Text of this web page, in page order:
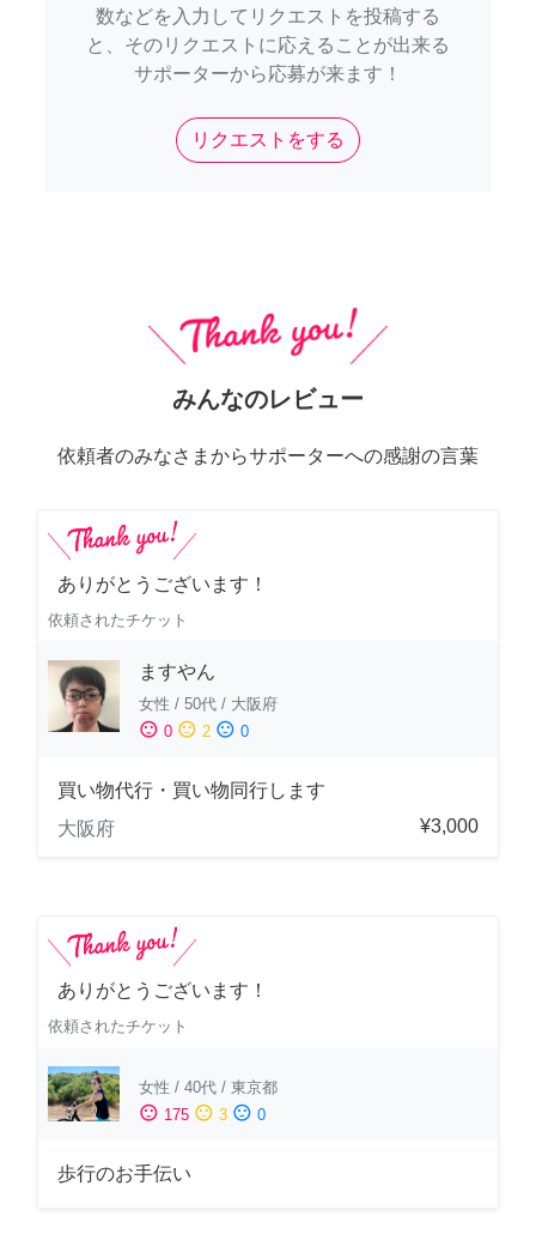
数などを入力してリクエストを投稿する
と、そのリクエストに応えることが出来る
サポーターから応募が来ます！
リクエストをする
みんなのレビュー
依頼者のみなさまからサポーターへの感謝の言葉
ありがとうございます！
依頼されたチケット
ますやん
女性 / 50代 / 大阪府
sentiment_satisfied 0 sentiment_neutral 2 sentiment_dissatisfied 0
買い物代行・買い物同行します
大阪府
¥3,000
ありがとうございます！
依頼されたチケット
女性 / 40代 / 東京都
sentiment_satisfied 175 sentiment_neutral 3 sentiment_dissatisfied 0
歩行のお手伝い